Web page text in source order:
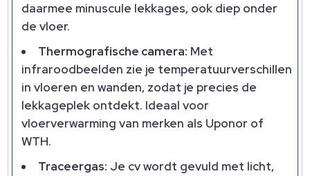
daarmee minuscule lekkages, ook diep onder
de vloer.
Thermografische camera: Met
infraroodbeelden zie je temperatuurverschillen
in vloeren en wanden, zodat je precies de
lekkageplek ontdekt. Ideaal voor
vloerverwarming van merken als Uponor of
WTH.
Traceergas: Je cv wordt gevuld met licht,